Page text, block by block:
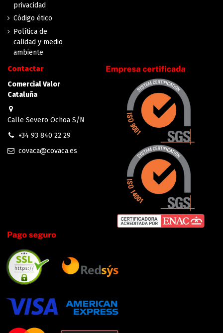
privacidad
Código ético
Política de
calidad y medio
ambiente
Contactar
Comercial Valor
Cataluña
Calle Severo Ochoa S/N
+34 93 840 22 29
covaca@covaca.es